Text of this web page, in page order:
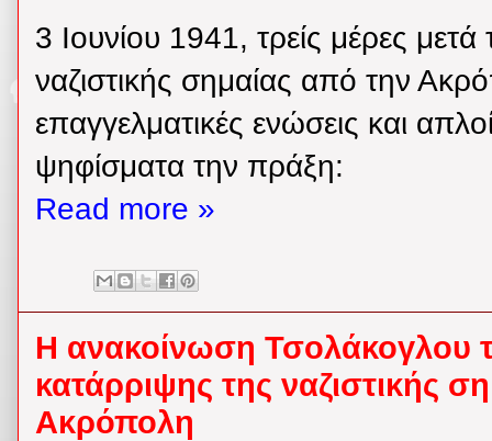
3 Ιουνίου 1941, τρείς μέρες
ναζιστικής σημαίας από την
επαγγελματικές ενώσεις και
ψηφίσματα την πράξη:
Read more »
Η ανακοίνωση Τσολάκογλου
κατάρριψης της ναζιστικής
Ακρόπολη